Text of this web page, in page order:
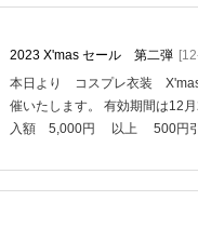
2023 X'mas セール 第二弾
本日より コスプレ衣装
催いたします。 有効期間は12
入額 5,000円 以上 500円